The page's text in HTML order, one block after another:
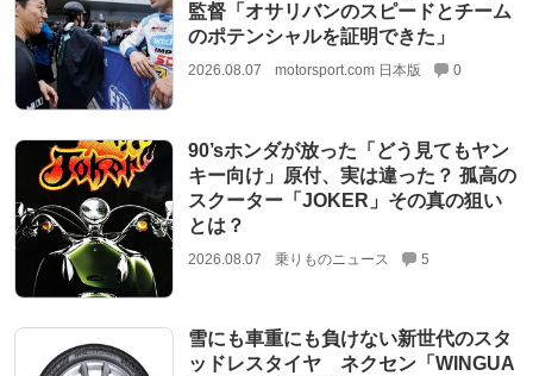
監督「オサリバンのスピードとチーム
のポテンシャルを証明できた」
2026.08.07 motorsport.com 日本版 0
90’sホンダが放った「どう見てもヤン
キー向け」原付、実は違った？ 孤高の
スクーター「JOKER」その真の狙い
とは？
2026.08.07 乗りものニュース 5
雪にも車重にも負けない新世代のスタ
ッドレスタイヤ ネクセン「WINGUA